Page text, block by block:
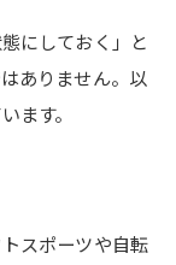
にしておく」と
ありません。以
ます。
スポーツや自転